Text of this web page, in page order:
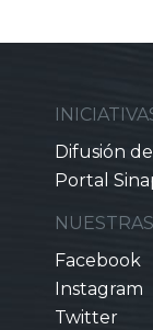
Difusión
Portal
Facebook
Instagram
Twitter